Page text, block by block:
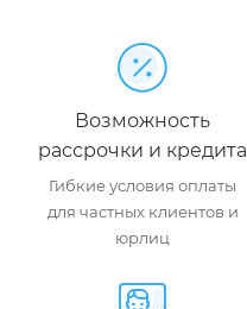
Возможность
рассрочки и кредита
Гибкие условия оплаты
для частных клиентов и
юрлиц